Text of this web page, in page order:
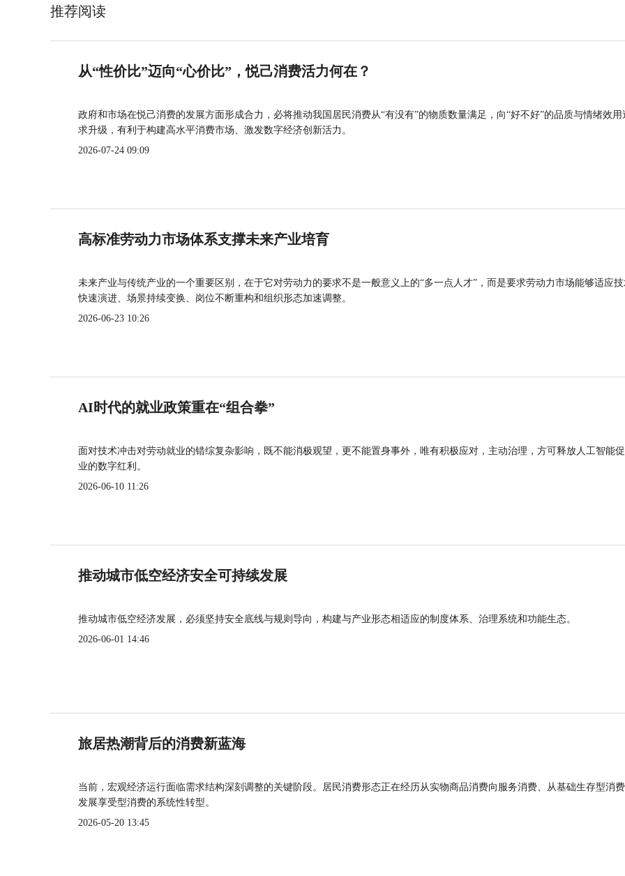
推荐阅读
从“性价比”迈向“心价比”，悦己消费活力何在？
政府和市场在悦己消费的发展方面形成合力，必将推动我国居民消费从“有没有”的物质数量满足，向“好不好”的品质与情绪效用
求升级，有利于构建高水平消费市场、激发数字经济创新活力。
2026-07-24 09:09
高标准劳动力市场体系支撑未来产业培育
未来产业与传统产业的一个重要区别，在于它对劳动力的要求不是一般意义上的“多一点人才”，而是要求劳动力市场能够适应
快速演进、场景持续变换、岗位不断重构和组织形态加速调整。
2026-06-23 10:26
AI时代的就业政策重在“组合拳”
面对技术冲击对劳动就业的错综复杂影响，既不能消极观望，更不能置身事外，唯有积极应对，主动治理，方可释放人工智能
业的数字红利。
2026-06-10 11:26
推动城市低空经济安全可持续发展
推动城市低空经济发展，必须坚持安全底线与规则导向，构建与产业形态相适应的制度体系、治理系统和功能生态。
2026-06-01 14:46
旅居热潮背后的消费新蓝海
当前，宏观经济运行面临需求结构深刻调整的关键阶段。居民消费形态正在经历从实物商品消费向服务消费、从基础生存型消
发展享受型消费的系统性转型。
2026-05-20 13:45